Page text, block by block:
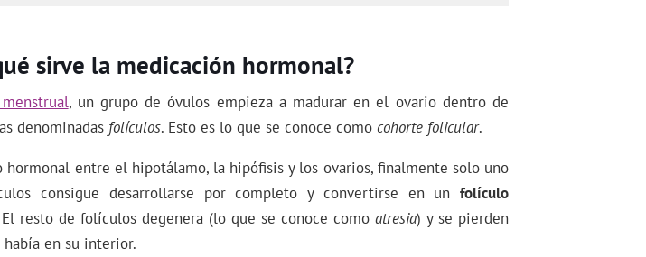
sirve la medicación hormonal?
, un grupo de óvulos empieza a madurar en el ovario dentro de
denominadas folículos. Esto es lo que se conoce como cohorte folicular.
hormonal entre el hipotálamo, la hipófisis y los ovarios, finalmente solo uno
consigue desarrollarse por completo y convertirse en un folículo
resto de folículos degenera (lo que se conoce como atresia) y se pierden
en su interior.